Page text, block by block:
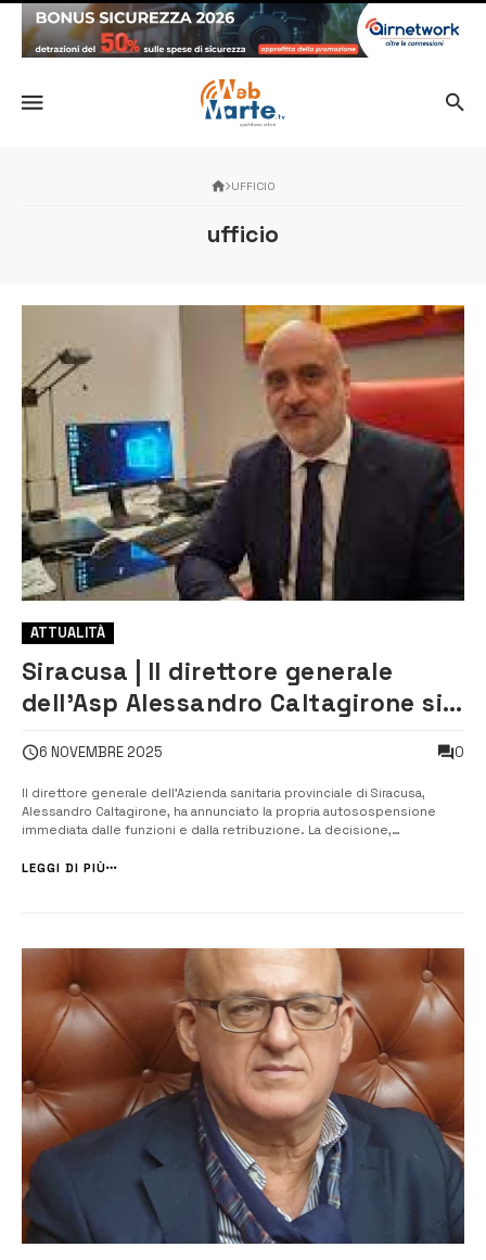
UFFICIO
ufficio
ATTUALITÀ
Siracusa | Il direttore generale
dell’Asp Alessandro Caltagirone si
garantire trasparenza e corretto
andamento dell’Ufficio”
6 NOVEMBRE 2025 0
Il direttore generale dell’Azienda sanitaria provinciale di Siracusa,
Alessandro Caltagirone, ha annunciato la propria autosospensione
immediata dalle funzioni e dalla retribuzione. La decisione,
all’Assessorato regionale della Salute, arriva dopo che il dirigente ha
LEGGI DI PIÙ